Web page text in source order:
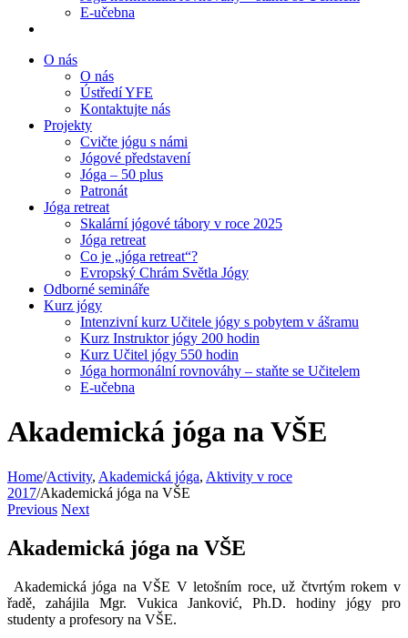
E-učebna
O nás
O nás
Ústředí YFE
Kontaktujte nás
Projekty
Cvičte jógu s námi
Jógové představení
Jóga – 50 plus
Patronát
Jóga retreat
Skalární jógové tábory v roce 2025
Jóga retreat
Co je „jóga retreat“?
Evropský Chrám Světla Jógy
Odborné semináře
Kurz jógy
Intenzivní kurz Učitele jógy s pobytem v ášramu
Kurz Instruktor jógy 200 hodin
Kurz Učitel jógy 550 hodin
Jóga hormonální rovnováhy – staňte se Učitelem
E-učebna
Akademická jóga na VŠE
Home/Activity, Akademická jóga, Aktivity v roce
2017/Akademická jóga na VŠE
Previous Next
Akademická jóga na VŠE
Akademická jóga na VŠE V letošním roce, už čtvrtým rokem v
řadě, zahájila Mgr. Vukica Janković, Ph.D. hodiny jógy pro
studenty a profesory na VŠE.